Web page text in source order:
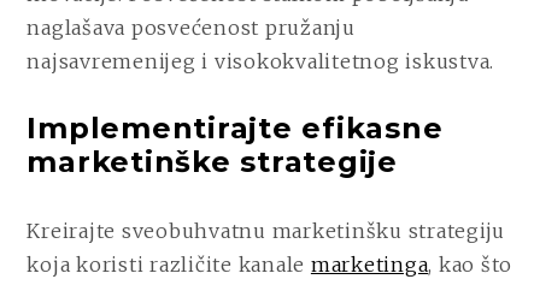
naglašava posvećenost pružanju
najsavremenijeg i visokokvalitetnog iskustva.
Implementirajte efikasne
marketinške strategije
Kreirajte sveobuhvatnu marketinšku strategiju
koja koristi različite kanale marketinga, kao što